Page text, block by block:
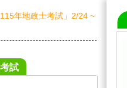
年地政士考試」2/24 ~
試